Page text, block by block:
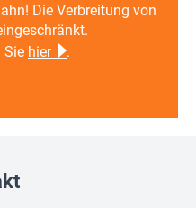
Die Verbreitung von
Sie hier
.